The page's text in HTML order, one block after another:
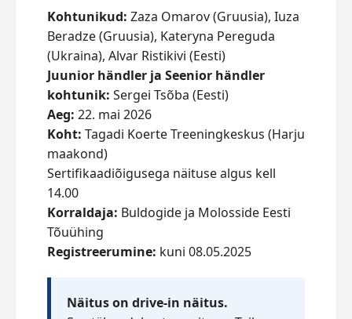
Kohtunikud: Zaza Omarov (Gruusia), Iuza
Beradze (Gruusia), Kateryna Pereguda
(Ukraina), Alvar Ristikivi (Eesti)
Juunior händler ja Seenior händler
kohtunik: Sergei Tsõba (Eesti)
Aeg: 22. mai 2026
Koht: Tagadi Koerte Treeningkeskus (Harju
maakond)
Sertifikaadiõigusega näituse algus kell
14.00
Korraldaja: Buldogide ja Molosside Eesti
Tõuühing
Registreerumine: kuni 08.05.2025
Näitus on drive-in näitus.